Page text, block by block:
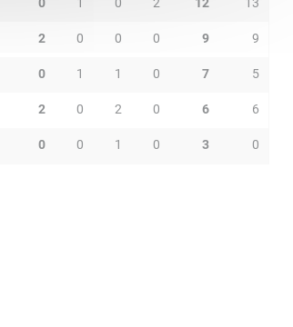
2 0 0 0 9 9
0 1 1 0 7 5
2 0 2 0 6 6
0 0 1 0 3 0